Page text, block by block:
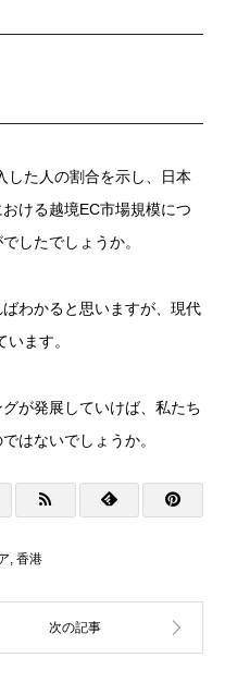
した人の割合を示し、日本
ける越境EC市場規模につ
したでしょうか。
わかると思いますが、現代
ます。
が発展していけば、私たち
はないでしょうか。
, 香港